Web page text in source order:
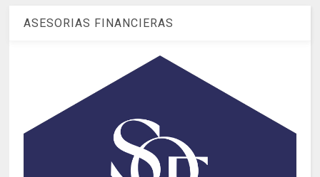
ASESORIAS FINANCIERAS